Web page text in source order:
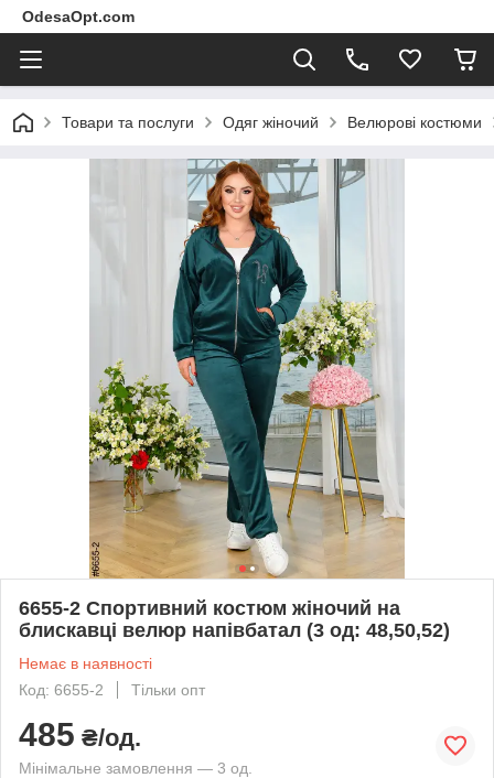
OdesaOpt.com
Товари та послуги Одяг жіночий Велюрові костюми
6655-2 Спортивний костюм жіночий на
блискавці велюр напівбатал (3 од: 48,50,52)
Немає в наявності
Код: 6655-2
Тільки опт
485 ₴/од.
Мінімальне замовлення — 3 од.